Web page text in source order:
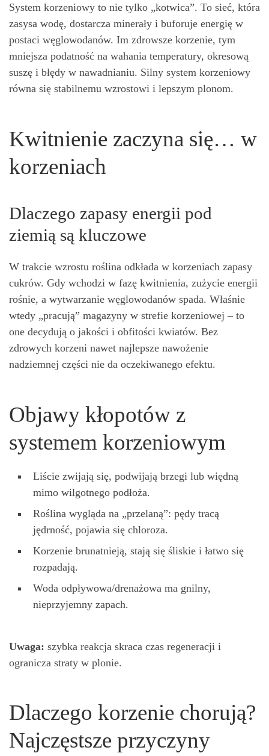
System korzeniowy to nie tylko „kotwica”. To sieć, która
zasysa wodę, dostarcza minerały i buforuje energię w
postaci węglowodanów. Im zdrowsze korzenie, tym
mniejsza podatność na wahania temperatury, okresową
suszę i błędy w nawadnianiu. Silny system korzeniowy
równa się stabilnemu wzrostowi i lepszym plonom.
Kwitnienie zaczyna się… w
korzeniach
Dlaczego zapasy energii pod
ziemią są kluczowe
W trakcie wzrostu roślina odkłada w korzeniach zapasy
cukrów. Gdy wchodzi w fazę kwitnienia, zużycie energii
rośnie, a wytwarzanie węglowodanów spada. Właśnie
wtedy „pracują” magazyny w strefie korzeniowej – to
one decydują o jakości i obfitości kwiatów. Bez
zdrowych korzeni nawet najlepsze nawożenie
nadziemnej części nie da oczekiwanego efektu.
Objawy kłopotów z
systemem korzeniowym
Liście zwijają się, podwijają brzegi lub więdną
mimo wilgotnego podłoża.
Roślina wygląda na „przelaną”: pędy tracą
jędrność, pojawia się chloroza.
Korzenie brunatnieją, stają się śliskie i łatwo się
rozpadają.
Woda odpływowa/drenażowa ma gnilny,
nieprzyjemny zapach.
Uwaga: szybka reakcja skraca czas regeneracji i
ogranicza straty w plonie.
Dlaczego korzenie chorują?
Najczęstsze przyczyny